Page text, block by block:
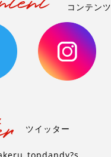
コンテンツ
ツイッター